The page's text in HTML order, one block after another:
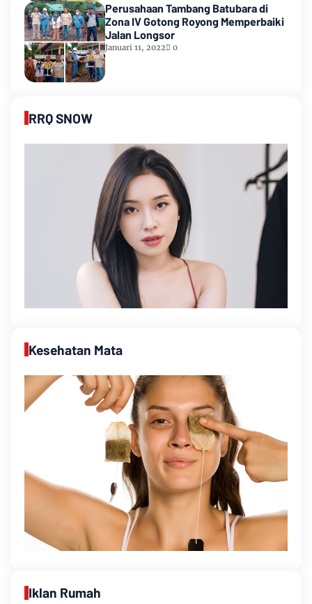
Perusahaan Tambang Batubara di
Zona IV Gotong Royong Memperbaiki
Jalan Longsor
Januari 11, 2022 0
RRQ SNOW
Kesehatan Mata
Iklan Rumah